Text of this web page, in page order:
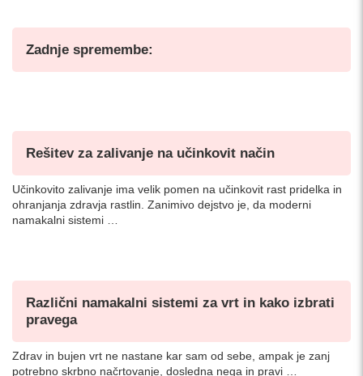
Zadnje spremembe:
Rešitev za zalivanje na učinkovit način
Učinkovito zalivanje ima velik pomen na učinkovit rast pridelka in
ohranjanja zdravja rastlin. Zanimivo dejstvo je, da moderni
namakalni sistemi …
Različni namakalni sistemi za vrt in kako izbrati
pravega
Zdrav in bujen vrt ne nastane kar sam od sebe, ampak je zanj
potrebno skrbno načrtovanje, dosledna nega in pravi …